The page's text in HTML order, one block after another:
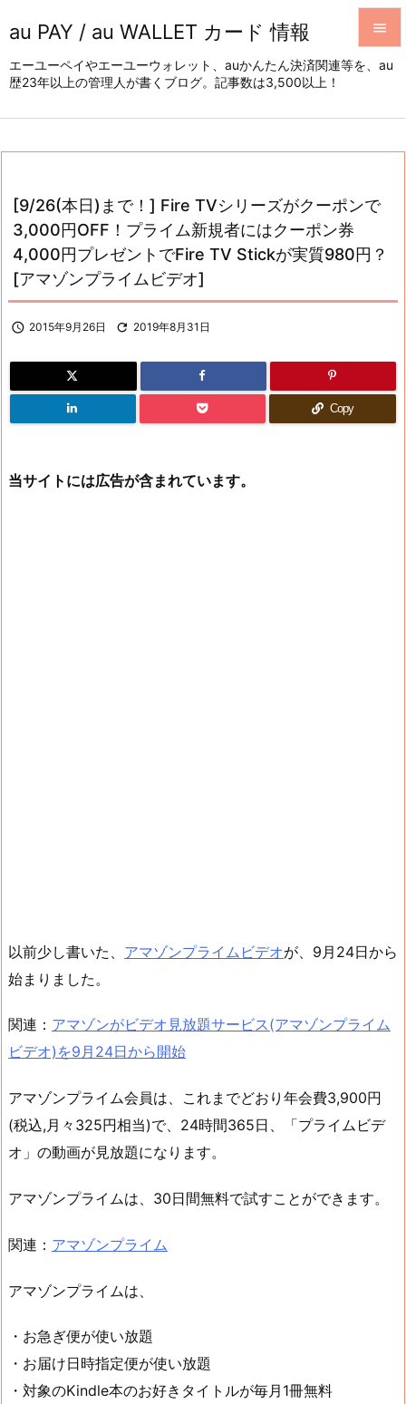
au PAY / au WALLET カード 情報
エーユーペイやエーユーウォレット、auかんたん決済関連等を、au
歴23年以上の管理人が書くブログ。記事数は3,500以上！





[9/26(本日)まで！] Fire TVシリーズがクーポンで
3,000円OFF！プライム新規者にはクーポン券
4,000円プレゼントでFire TV Stickが実質980円？
[アマゾンプライムビデオ]
 2015年9月26日  2019年8月31日
Copy
当サイトには広告が含まれています。
以前少し書いた、 アマゾンプライムビデオが、9月24日から
始まりました。
関連： アマゾンがビデオ見放題サービス(アマゾンプライム
ビデオ)を9月24日から開始
アマゾンプライム会員は、これまでどおり年会費3,900円
(税込,月々325円相当)で、24時間365日、「プライムビデ
オ」の動画が見放題になります。
アマゾンプライムは、30日間無料で試すことができます。
関連： アマゾンプライム
アマゾンプライムは、
・お急ぎ便が使い放題
・お届け日時指定便が使い放題
・対象のKindle本のお好きタイトルが毎月1冊無料